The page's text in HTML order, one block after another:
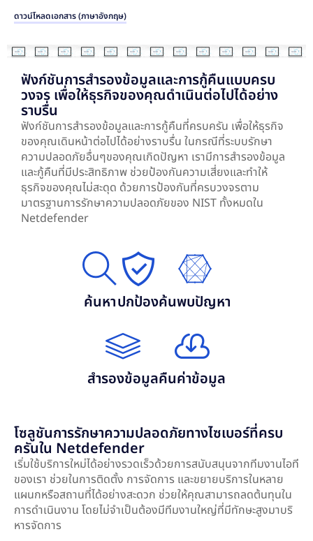
ดาวน์โหลดเอกสาร (ภาษาอังกฤษ)
ฟังก์ชันการสำรองข้อมูลและการกู้คืนแบบครบ
วงจร เพื่อให้ธุรกิจของคุณดำเนินต่อไปได้อย่าง
ราบรื่น
ฟังก์ชันการสำรองข้อมูลและการกู้คืนที่ครบครัน เพื่อให้ธุรกิจ
ของคุณเดินหน้าต่อไปได้อย่างราบรื่น ในกรณีที่ระบบรักษา
ความปลอดภัยอื่นๆของคุณเกิดปัญหา เรามีการสำรองข้อมูล
และกู้คืนที่มีประสิทธิภาพ ช่วยป้องกันความเสี่ยงและทำให้
ธุรกิจของคุณไม่สะดุด ด้วยการป้องกันที่ครบวงจรตาม
มาตรฐานการรักษาความปลอดภัยของ NIST ทั้งหมดใน
Netdefender
ค้นหาปกป้องค้นพบปัญหา
สำรองข้อมูลคืนค่าข้อมูล
โซลูชันการรักษาความปลอดภัยทางไซเบอร์ที่ครบ
ครันใน Netdefender
เริ่มใช้บริการใหม่ได้อย่างรวดเร็วด้วยการสนับสนุนจากทีมงานไอที
ของเรา ช่วยในการติดตั้ง การจัดการ และขยายบริการในหลาย
แผนกหรือสถานที่ได้อย่างสะดวก ช่วยให้คุณสามารถลดต้นทุนใน
การดำเนินงาน โดยไม่จำเป็นต้องมีทีมงานใหญ่ที่มีทักษะสูงมาบริ
หารจัดการ